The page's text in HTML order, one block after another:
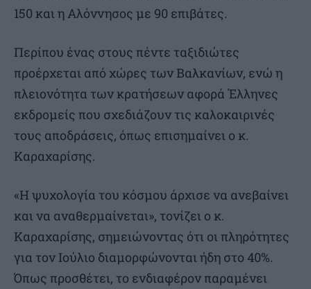
150 και η Αλόννησος με 90 επιβάτες.
Περίπου ένας στους πέντε ταξιδιώτες
προέρχεται από χώρες των Βαλκανίων, ενώ η
πλειονότητα των κρατήσεων αφορά Έλληνες
εκδρομείς που σχεδιάζουν τις καλοκαιρινές
τους αποδράσεις, όπως επισημαίνει ο κ.
Καραχαρίσης.
«Η ψυχολογία του κόσμου άρχισε να ανεβαίνει
και να αναθερμαίνεται», τονίζει ο κ.
Καραχαρίσης, σημειώνοντας ότι οι πληρότητες
για τον Ιούλιο διαμορφώνονται ήδη στο 40%.
Όπως προσθέτει, το ενδιαφέρον παραμένει